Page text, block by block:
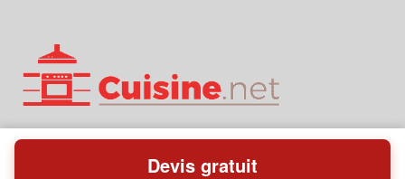
Devis gratuit